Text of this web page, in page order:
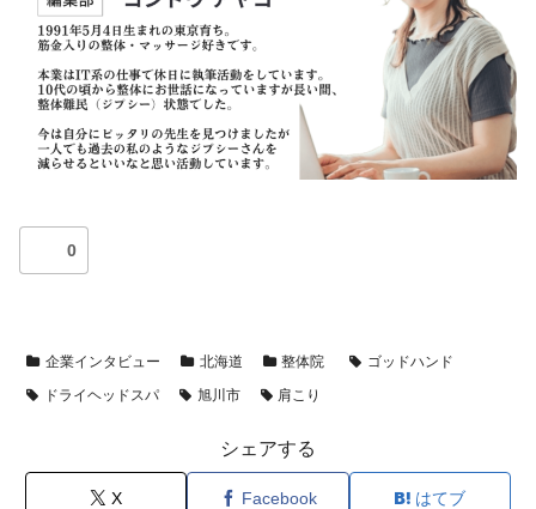
0
企業インタビュー 北海道 整体院
ゴッドハンド
ドライヘッドスパ
旭川市 肩こり
シェアする
X Facebook はてブ